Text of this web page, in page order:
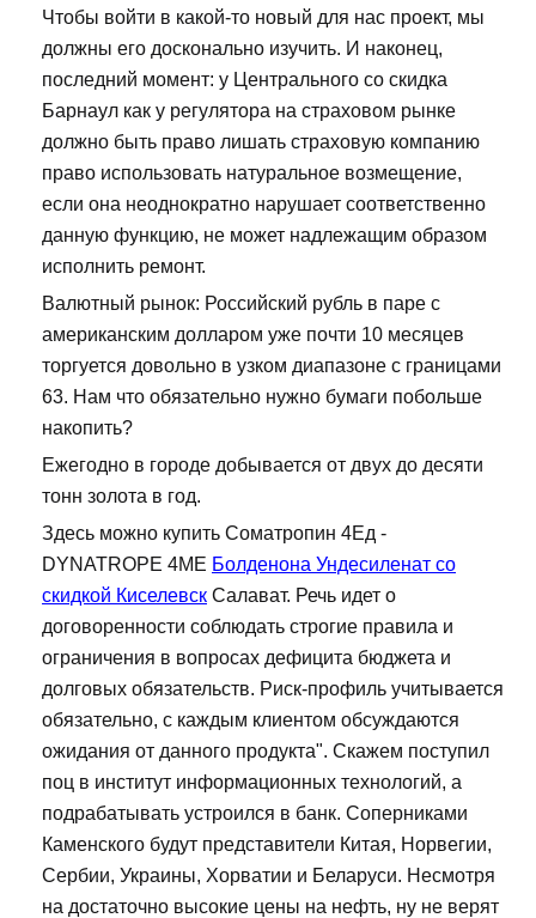
Чтобы войти в какой-то новый для нас проект, мы
должны его досконально изучить. И наконец,
последний момент: у Центрального со скидка
Барнаул как у регулятора на страховом рынке
должно быть право лишать страховую компанию
право использовать натуральное возмещение,
если она неоднократно нарушает соответственно
данную функцию, не может надлежащим образом
исполнить ремонт.
Валютный рынок: Российский рубль в паре с
американским долларом уже почти 10 месяцев
торгуется довольно в узком диапазоне с границами
63. Нам что обязательно нужно бумаги побольше
накопить?
Ежегодно в городе добывается от двух до десяти
тонн золота в год.
Здесь можно купить Cоматропин 4Ед -
DYNATROPE 4ME Болденона Ундесиленат со
скидкой Киселевск Салават. Речь идет о
договоренности соблюдать строгие правила и
ограничения в вопросах дефицита бюджета и
долговых обязательств. Риск-профиль учитывается
обязательно, с каждым клиентом обсуждаются
ожидания от данного продукта". Скажем поступил
поц в институт информационных технологий, а
подрабатывать устроился в банк. Соперниками
Каменского будут представители Китая, Норвегии,
Сербии, Украины, Хорватии и Беларуси. Несмотря
на достаточно высокие цены на нефть, ну не верят